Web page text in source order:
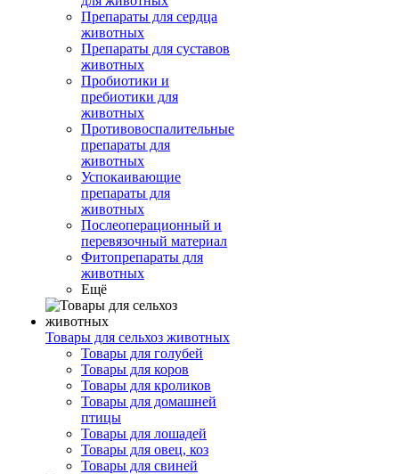
Препараты для сердца
животных
Препараты для суставов
животных
Пробиотики и
пребиотики для
животных
Противовоспалительные
препараты для
животных
Успокаивающие
препараты для
животных
Послеоперационный и
перевязочный материал
Фитопрепараты для
животных
Ещё
Товары для сельхоз животных
Товары для голубей
Товары для коров
Товары для кроликов
Товары для домашней
птицы
Товары для лошадей
Товары для овец, коз
Товары для свиней